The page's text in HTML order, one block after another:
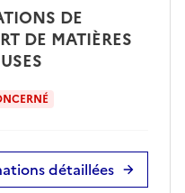
DE
DE MATIÈRES
détaillées